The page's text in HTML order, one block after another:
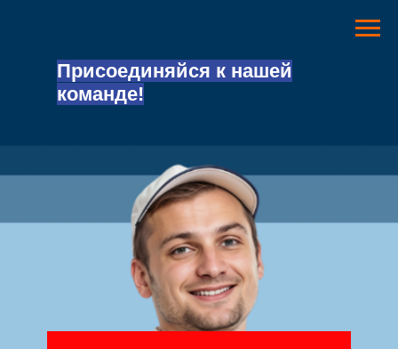
Присоединяйся к нашей
команде!